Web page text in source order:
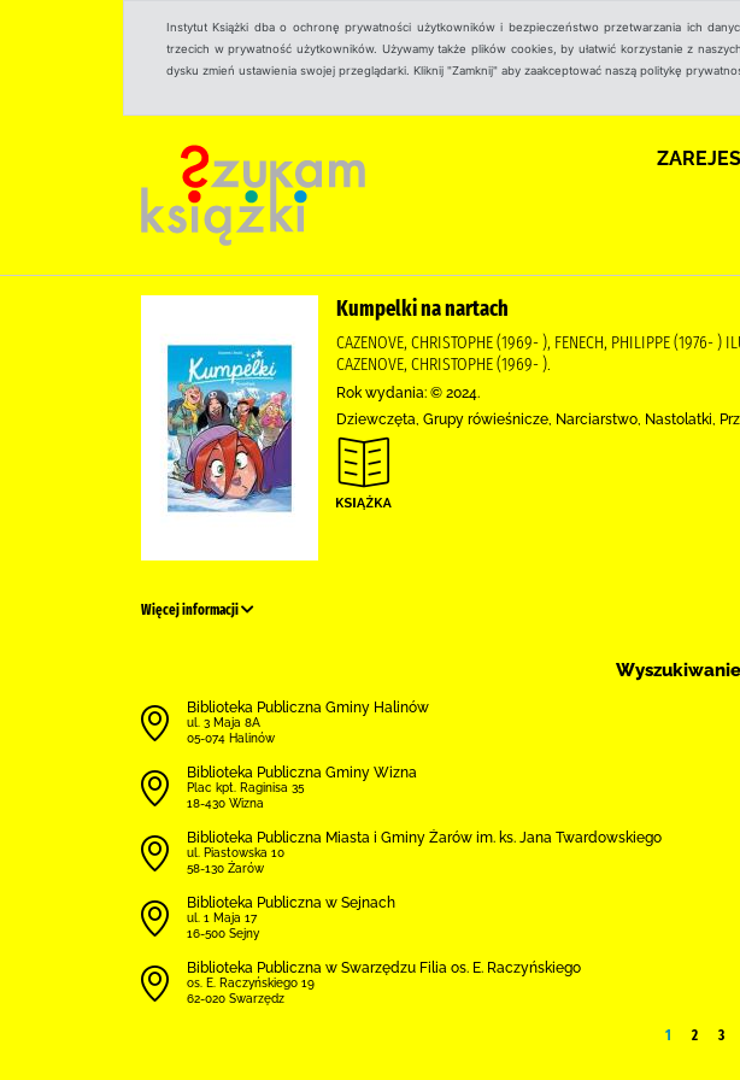
Instytut Książki dba o ochronę prywatności użytkowników i bezpieczeństwo przetwarzania ich
trzecich w prywatność użytkowników. Używamy także plików cookies, by ułatwić korzystanie z
dysku zmień ustawienia swojej przeglądarki. Kliknij "Zamknij" aby zaakceptować naszą politykę
Kumpelki na nartach
CAZENOVE, CHRISTOPHE (1969- ), FENECH, PHILIPPE (1976- )
CAZENOVE, CHRISTOPHE (1969- ).
Rok wydania: © 2024.
Dziewczęta, Grupy rówieśnicze, Narciarstwo, Nastolatki,
Więcej informacji
Biblioteka Publiczna Gminy Halinów
ul. 3 Maja 8A
05-074 Halinów
Biblioteka Publiczna Gminy Wizna
Plac kpt. Raginisa 35
18-430 Wizna
Biblioteka Publiczna Miasta i Gminy Żarów im. ks. Jana Twardowskiego
ul. Piastowska 10
58-130 Żarów
Biblioteka Publiczna w Sejnach
ul. 1 Maja 17
16-500 Sejny
Biblioteka Publiczna w Swarzędzu Filia os. E. Raczyńskiego
os. E. Raczyńskiego 19
62-020 Swarzędz
1 2 3